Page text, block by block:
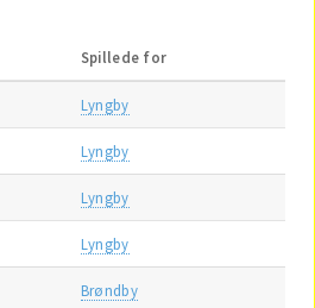
Spillede for
Lyngby
Lyngby
Lyngby
Lyngby
Brøndby